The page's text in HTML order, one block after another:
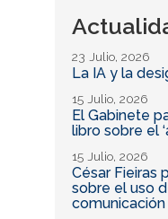
23 Julio, 2026
La IA y la
15 Julio, 2026
El Gabinete
libro sobre el
15 Julio, 2026
César Fieiras
sobre el uso
comunicación